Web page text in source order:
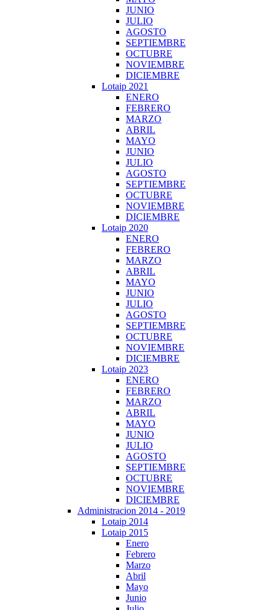
JUNIO
JULIO
AGOSTO
SEPTIEMBRE
OCTUBRE
NOVIEMBRE
DICIEMBRE
Lotaip 2021
ENERO
FEBRERO
MARZO
ABRIL
MAYO
JUNIO
JULIO
AGOSTO
SEPTIEMBRE
OCTUBRE
NOVIEMBRE
DICIEMBRE
Lotaip 2020
ENERO
FEBRERO
MARZO
ABRIL
MAYO
JUNIO
JULIO
AGOSTO
SEPTIEMBRE
OCTUBRE
NOVIEMBRE
DICIEMBRE
Lotaip 2023
ENERO
FEBRERO
MARZO
ABRIL
MAYO
JUNIO
JULIO
AGOSTO
SEPTIEMBRE
OCTUBRE
NOVIEMBRE
DICIEMBRE
Administracion 2014 - 2019
Lotaip 2014
Lotaip 2015
Enero
Febrero
Marzo
Abril
Mayo
Junio